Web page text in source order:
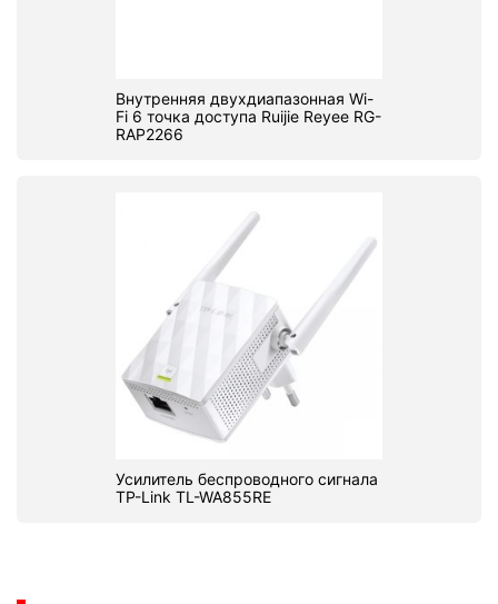
Внутренняя двухдиапазонная Wi-
Fi 6 точка доступа Ruijie Reyee RG-
RAP2266
Усилитель беспроводного сигнала
TP-Link TL-WA855RE